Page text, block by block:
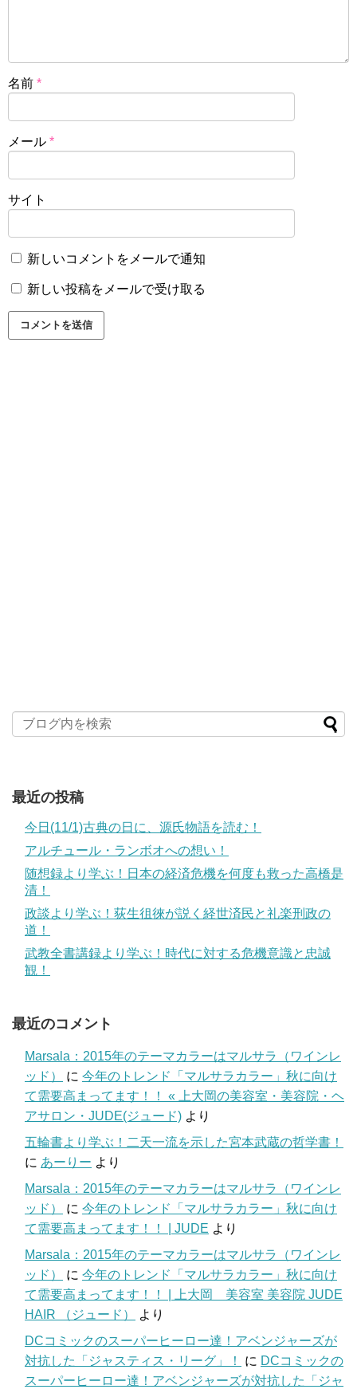
名前 *
メール *
サイト
新しいコメントをメールで通知
新しい投稿をメールで受け取る
最近の投稿
今日(11/1)古典の日に、源氏物語を読む！
アルチュール・ランボオへの想い！
随想録より学ぶ！日本の経済危機を何度も救った高橋是
清！
政談より学ぶ！荻生徂徠が説く経世済民と礼楽刑政の
道！
武教全書講録より学ぶ！時代に対する危機意識と忠誠
観！
最近のコメント
Marsala：2015年のテーマカラーはマルサラ（ワインレ
ッド）
に 今年のトレンド「マルサラカラー」秋に向け
て需要高まってます！！ « 上大岡の美容室・美容院・ヘ
アサロン・JUDE(ジュード) より
五輪書より学ぶ！二天一流を示した宮本武蔵の哲学書！
に あーりー より
Marsala：2015年のテーマカラーはマルサラ（ワインレ
ッド）
に 今年のトレンド「マルサラカラー」秋に向け
て需要高まってます！！ | JUDE より
Marsala：2015年のテーマカラーはマルサラ（ワインレ
ッド）
に 今年のトレンド「マルサラカラー」秋に向け
て需要高まってます！！ | 上大岡 美容室 美容院 JUDE
HAIR （ジュード）
より
DCコミックのスーパーヒーロー達！アベンジャーズが
対抗した「ジャスティス・リーグ」！
に DCコミックの
スーパーヒーロー達！アベンジャーズが対抗した「ジャ